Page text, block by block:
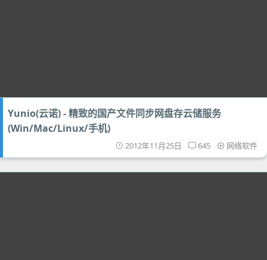
Yunio(云诺) - 精致的国产文件同步网盘存云储服务
(Win/Mac/Linux/手机)
2012年11月25日 645 网络软件